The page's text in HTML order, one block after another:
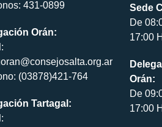
431-0899
Orán:
(03878)421-764
Tartagal:
Sede
De
17:00
Orán:
De
17:00